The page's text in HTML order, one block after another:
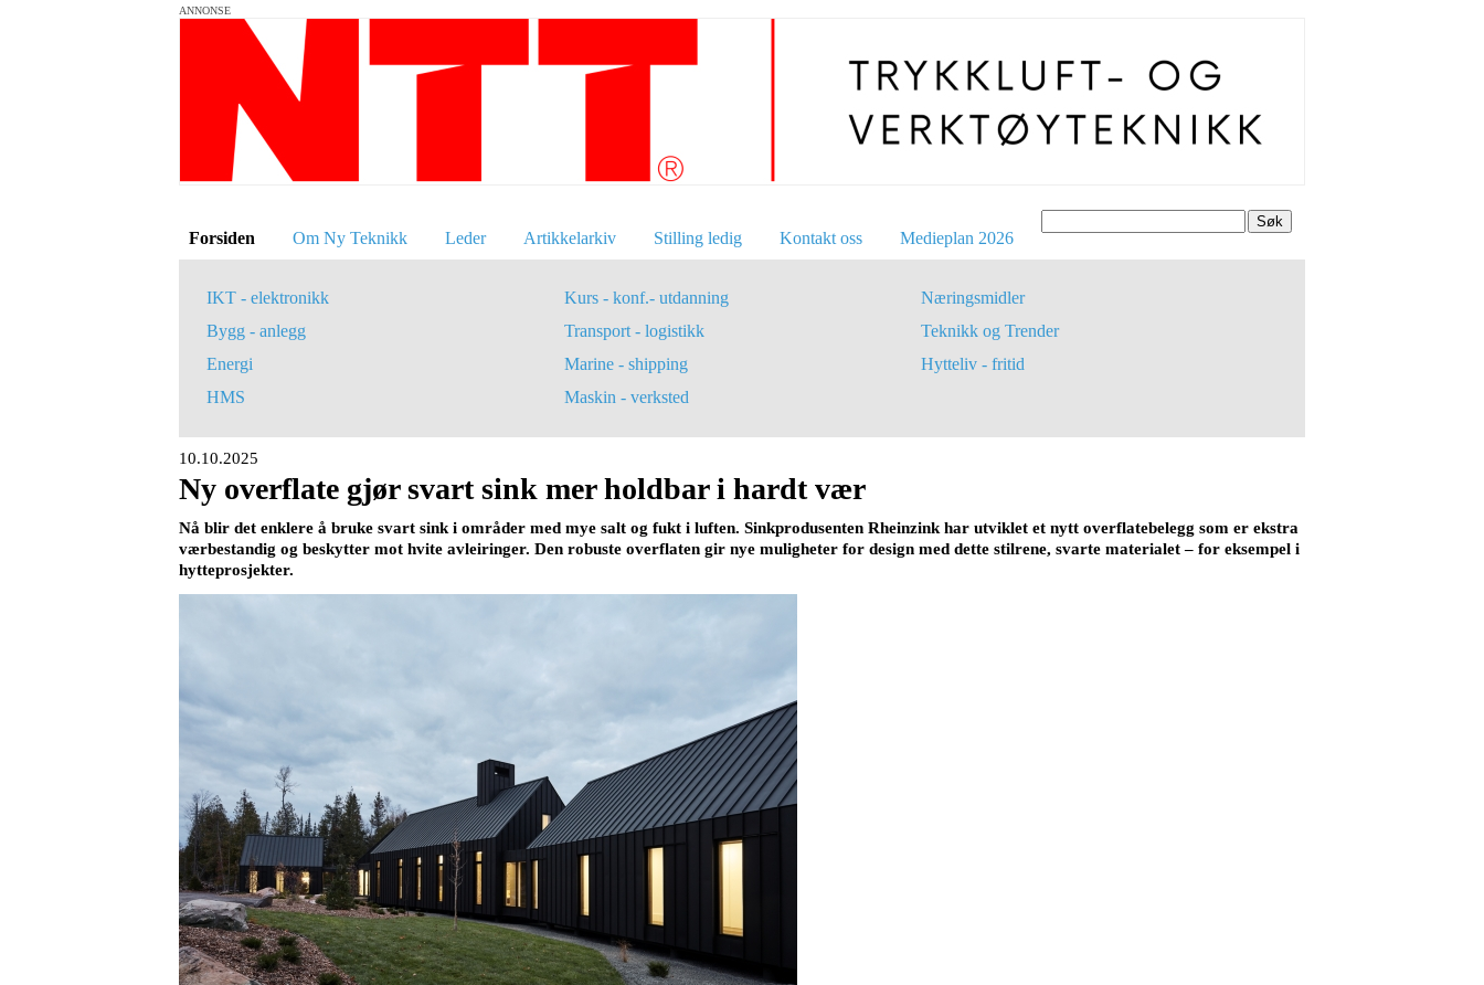
ANNONSE
Søk
Forsiden Om Ny Teknikk Leder Artikkelarkiv Stilling ledig Kontakt oss Medieplan 2026
IKT - elektronikk
Bygg - anlegg
Energi
HMS
Kurs - konf.- utdanning
Transport - logistikk
Marine - shipping
Maskin - verksted
Næringsmidler
Teknikk og Trender
Hytteliv - fritid
10.10.2025
Ny overflate gjør svart sink mer holdbar i hardt vær
Nå blir det enklere å bruke svart sink i områder med mye salt og fukt i luften. Sinkprodusenten Rheinzink har utviklet et nytt overflatebelegg som er ekstra
værbestandig og beskytter mot hvite avleiringer. Den robuste overflaten gir nye muligheter for design med dette stilrene, svarte materialet – for eksempel i
hytteprosjekter.